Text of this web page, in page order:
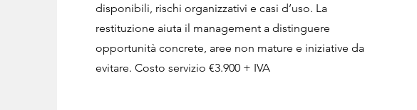
disponibili, rischi organizzativi e casi d’uso. La
restituzione aiuta il management a distinguere
opportunità concrete, aree non mature e iniziative da
evitare. Costo servizio €3.900 + IVA